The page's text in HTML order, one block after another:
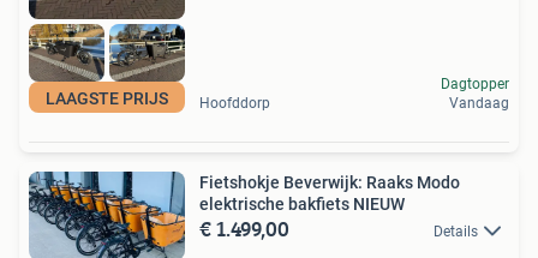
LAAGSTE PRIJS Hoofddorp
Dagtopper
Vandaag
Fietshokje Beverwijk: Raaks Modo
elektrische bakfiets NIEUW
€ 1.499,00 Details